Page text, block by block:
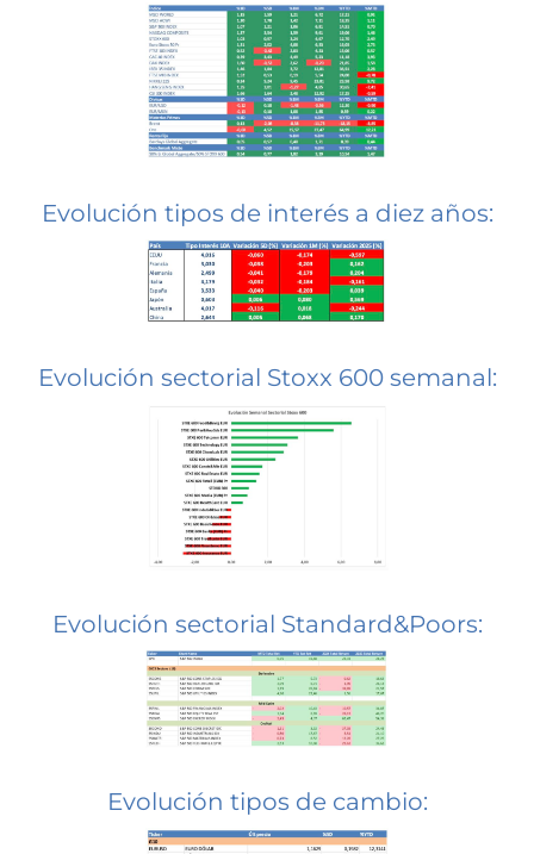
Evolución tipos de interés a diez años:
Evolución sectorial Stoxx 600 semanal:
Evolución sectorial Standard&Poors:
Evolución tipos de cambio: